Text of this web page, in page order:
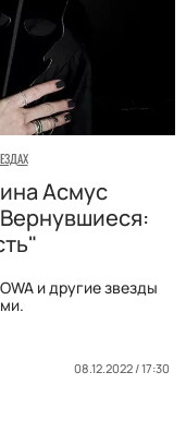
Асмус
и другие звезды
08.12.2022 / 17:30